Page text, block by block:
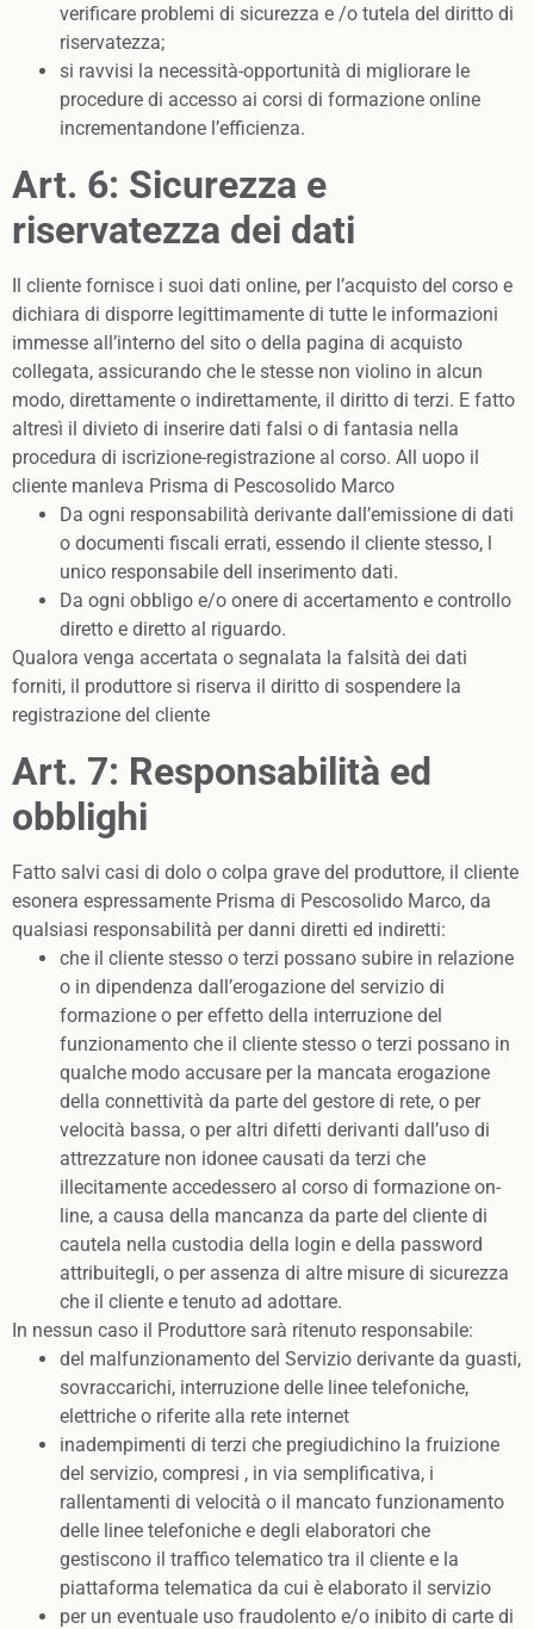
verificare problemi di sicurezza e /o tutela del diritto di
riservatezza;
si ravvisi la necessità-opportunità di migliorare le
procedure di accesso ai corsi di formazione online
incrementandone l’efficienza.
Art. 6: Sicurezza e
riservatezza dei dati
Il cliente fornisce i suoi dati online, per l’acquisto del corso e
dichiara di disporre legittimamente di tutte le informazioni
immesse all’interno del sito o della pagina di acquisto
collegata, assicurando che le stesse non violino in alcun
modo, direttamente o indirettamente, il diritto di terzi. E fatto
altresì il divieto di inserire dati falsi o di fantasia nella
procedura di iscrizione-registrazione al corso. All uopo il
cliente manleva Prisma di Pescosolido Marco
Da ogni responsabilità derivante dall’emissione di dati
o documenti fiscali errati, essendo il cliente stesso, l
unico responsabile dell inserimento dati.
Da ogni obbligo e/o onere di accertamento e controllo
diretto e diretto al riguardo.
Qualora venga accertata o segnalata la falsità dei dati
forniti, il produttore si riserva il diritto di sospendere la
registrazione del cliente
Art. 7: Responsabilità ed
obblighi
Fatto salvi casi di dolo o colpa grave del produttore, il cliente
esonera espressamente Prisma di Pescosolido Marco, da
qualsiasi responsabilità per danni diretti ed indiretti:
che il cliente stesso o terzi possano subire in relazione
o in dipendenza dall’erogazione del servizio di
formazione o per effetto della interruzione del
funzionamento che il cliente stesso o terzi possano in
qualche modo accusare per la mancata erogazione
della connettività da parte del gestore di rete, o per
velocità bassa, o per altri difetti derivanti dall’uso di
attrezzature non idonee causati da terzi che
illecitamente accedessero al corso di formazione on-
line, a causa della mancanza da parte del cliente di
cautela nella custodia della login e della password
attribuitegli, o per assenza di altre misure di sicurezza
che il cliente e tenuto ad adottare.
In nessun caso il Produttore sarà ritenuto responsabile:
del malfunzionamento del Servizio derivante da guasti,
sovraccarichi, interruzione delle linee telefoniche,
elettriche o riferite alla rete internet
inadempimenti di terzi che pregiudichino la fruizione
del servizio, compresi , in via semplificativa, i
rallentamenti di velocità o il mancato funzionamento
delle linee telefoniche e degli elaboratori che
gestiscono il traffico telematico tra il cliente e la
piattaforma telematica da cui è elaborato il servizio
per un eventuale uso fraudolento e/o inibito di carte di